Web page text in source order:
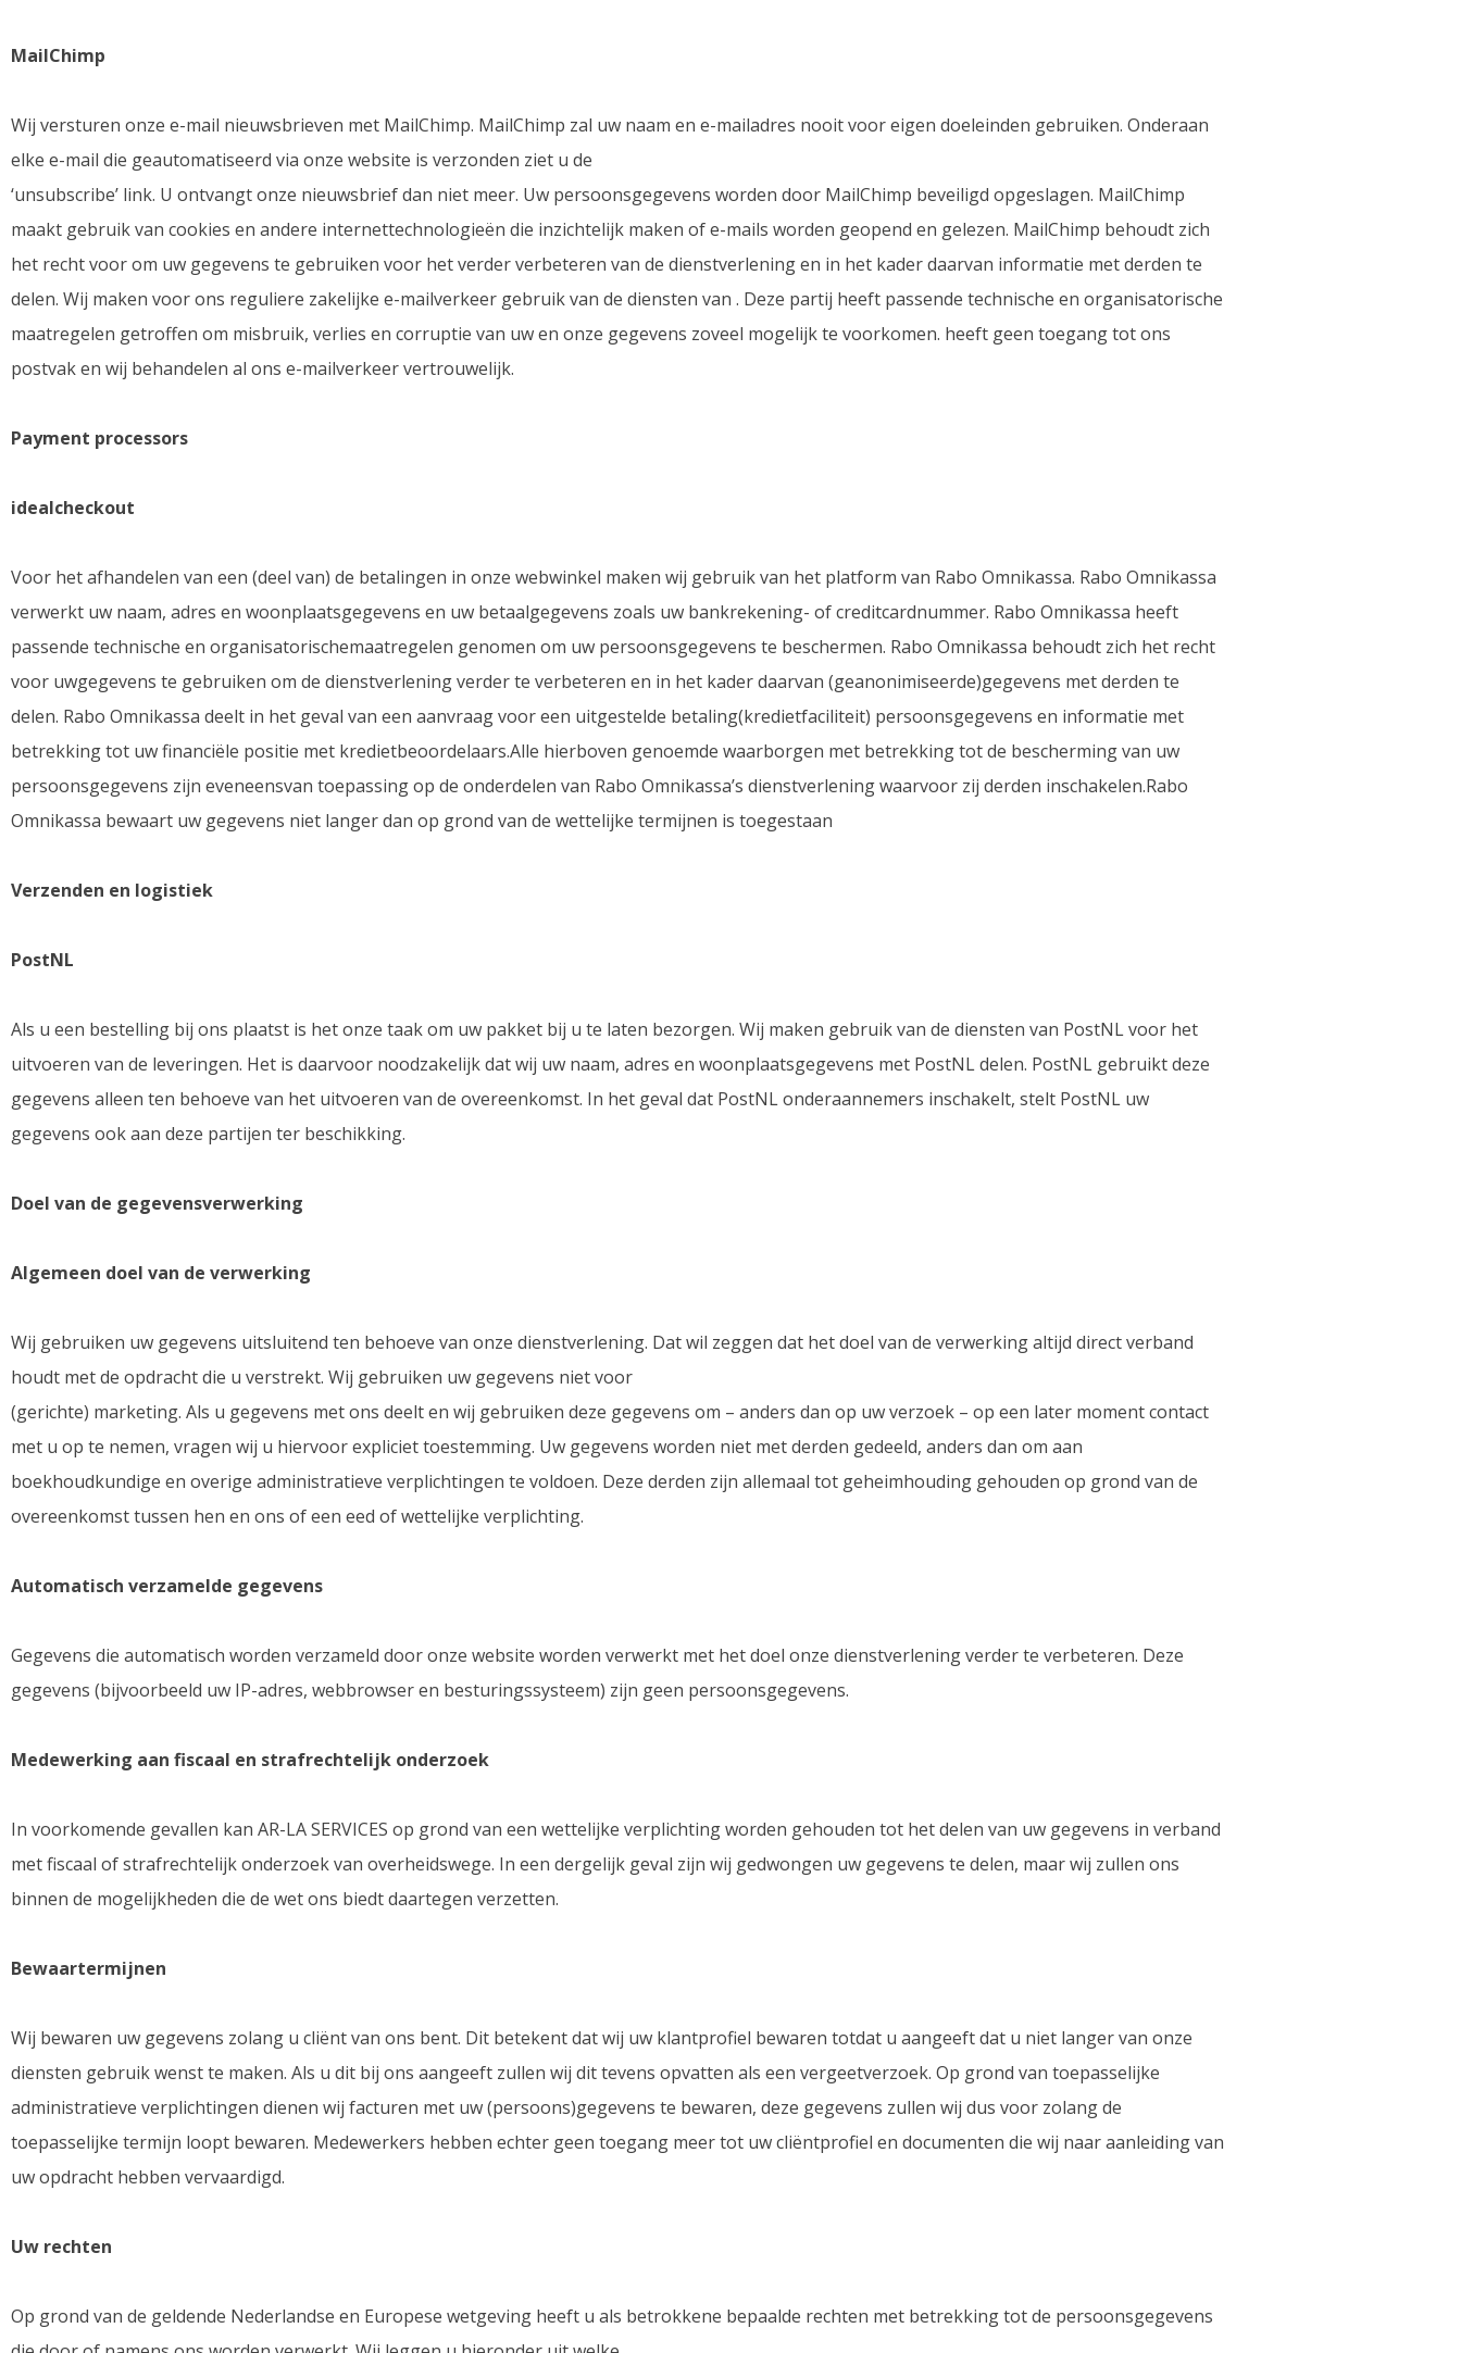
MailChimp
Wij versturen onze e-mail nieuwsbrieven met MailChimp. MailChimp zal uw naam en e-mailadres nooit voor eigen doeleinden gebruiken. Onderaan
elke e-mail die geautomatiseerd via onze website is verzonden ziet u de
‘unsubscribe’ link. U ontvangt onze nieuwsbrief dan niet meer. Uw persoonsgegevens worden door MailChimp beveiligd opgeslagen. MailChimp
maakt gebruik van cookies en andere internettechnologieën die inzichtelijk maken of e-mails worden geopend en gelezen. MailChimp behoudt zich
het recht voor om uw gegevens te gebruiken voor het verder verbeteren van de dienstverlening en in het kader daarvan informatie met derden te
delen. Wij maken voor ons reguliere zakelijke e-mailverkeer gebruik van de diensten van . Deze partij heeft passende technische en organisatorische
maatregelen getroffen om misbruik, verlies en corruptie van uw en onze gegevens zoveel mogelijk te voorkomen. heeft geen toegang tot ons
postvak en wij behandelen al ons e-mailverkeer vertrouwelijk.
Payment processors
idealcheckout
Voor het afhandelen van een (deel van) de betalingen in onze webwinkel maken wij gebruik van het platform van Rabo Omnikassa. Rabo Omnikassa
verwerkt uw naam, adres en woonplaatsgegevens en uw betaalgegevens zoals uw bankrekening- of creditcardnummer. Rabo Omnikassa heeft
passende technische en organisatorischemaatregelen genomen om uw persoonsgegevens te beschermen. Rabo Omnikassa behoudt zich het recht
voor uwgegevens te gebruiken om de dienstverlening verder te verbeteren en in het kader daarvan (geanonimiseerde)gegevens met derden te
delen. Rabo Omnikassa deelt in het geval van een aanvraag voor een uitgestelde betaling(kredietfaciliteit) persoonsgegevens en informatie met
betrekking tot uw financiële positie met kredietbeoordelaars.Alle hierboven genoemde waarborgen met betrekking tot de bescherming van uw
persoonsgegevens zijn eveneensvan toepassing op de onderdelen van Rabo Omnikassa’s dienstverlening waarvoor zij derden inschakelen.Rabo
Omnikassa bewaart uw gegevens niet langer dan op grond van de wettelijke termijnen is toegestaan
Verzenden en logistiek
PostNL
Als u een bestelling bij ons plaatst is het onze taak om uw pakket bij u te laten bezorgen. Wij maken gebruik van de diensten van PostNL voor het
uitvoeren van de leveringen. Het is daarvoor noodzakelijk dat wij uw naam, adres en woonplaatsgegevens met PostNL delen. PostNL gebruikt deze
gegevens alleen ten behoeve van het uitvoeren van de overeenkomst. In het geval dat PostNL onderaannemers inschakelt, stelt PostNL uw
gegevens ook aan deze partijen ter beschikking.
Doel van de gegevensverwerking
Algemeen doel van de verwerking
Wij gebruiken uw gegevens uitsluitend ten behoeve van onze dienstverlening. Dat wil zeggen dat het doel van de verwerking altijd direct verband
houdt met de opdracht die u verstrekt. Wij gebruiken uw gegevens niet voor
(gerichte) marketing. Als u gegevens met ons deelt en wij gebruiken deze gegevens om – anders dan op uw verzoek – op een later moment contact
met u op te nemen, vragen wij u hiervoor expliciet toestemming. Uw gegevens worden niet met derden gedeeld, anders dan om aan
boekhoudkundige en overige administratieve verplichtingen te voldoen. Deze derden zijn allemaal tot geheimhouding gehouden op grond van de
overeenkomst tussen hen en ons of een eed of wettelijke verplichting.
Automatisch verzamelde gegevens
Gegevens die automatisch worden verzameld door onze website worden verwerkt met het doel onze dienstverlening verder te verbeteren. Deze
gegevens (bijvoorbeeld uw IP-adres, webbrowser en besturingssysteem) zijn geen persoonsgegevens.
Medewerking aan fiscaal en strafrechtelijk onderzoek
In voorkomende gevallen kan AR-LA SERVICES op grond van een wettelijke verplichting worden gehouden tot het delen van uw gegevens in verband
met fiscaal of strafrechtelijk onderzoek van overheidswege. In een dergelijk geval zijn wij gedwongen uw gegevens te delen, maar wij zullen ons
binnen de mogelijkheden die de wet ons biedt daartegen verzetten.
Bewaartermijnen
Wij bewaren uw gegevens zolang u cliënt van ons bent. Dit betekent dat wij uw klantprofiel bewaren totdat u aangeeft dat u niet langer van onze
diensten gebruik wenst te maken. Als u dit bij ons aangeeft zullen wij dit tevens opvatten als een vergeetverzoek. Op grond van toepasselijke
administratieve verplichtingen dienen wij facturen met uw (persoons)gegevens te bewaren, deze gegevens zullen wij dus voor zolang de
toepasselijke termijn loopt bewaren. Medewerkers hebben echter geen toegang meer tot uw cliëntprofiel en documenten die wij naar aanleiding van
uw opdracht hebben vervaardigd.
Uw rechten
Op grond van de geldende Nederlandse en Europese wetgeving heeft u als betrokkene bepaalde rechten met betrekking tot de persoonsgegevens